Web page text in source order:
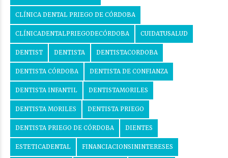
CLÍNICA DENTAL PRIEGO DE CÓRDOBA
CLÍNICADENTALPRIEGODECÓRDOBA CUIDATUSALUD
DENTIST DENTISTA DENTISTACORDOBA
DENTISTA CÓRDOBA DENTISTA DE CONFIANZA
DENTISTA INFANTIL DENTISTAMORILES
DENTISTA MORILES DENTISTA PRIEGO
DENTISTA PRIEGO DE CÓRDOBA DIENTES
ESTETICADENTAL FINANCIACIONSININTERESES